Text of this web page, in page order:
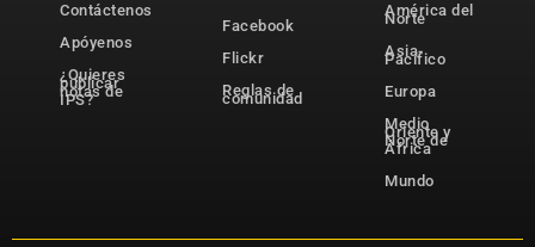
Contáctenos
Apóyenos
¿Quieres
publicar
notas de
IPS?
Facebook
Flickr
Reglas de
comunidad
América del
Norte
Asia-
Pacífico
Europa
Medio
Oriente y
Norte de
África
Mundo